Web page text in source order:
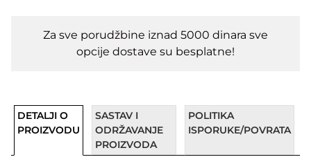
Za sve porudžbine iznad 5000 dinara sve
opcije dostave su besplatne!
DETALJI O
PROIZVODU
SASTAV I
ODRŽAVANJE
PROIZVODA
POLITIKA
ISPORUKE/POVRATA